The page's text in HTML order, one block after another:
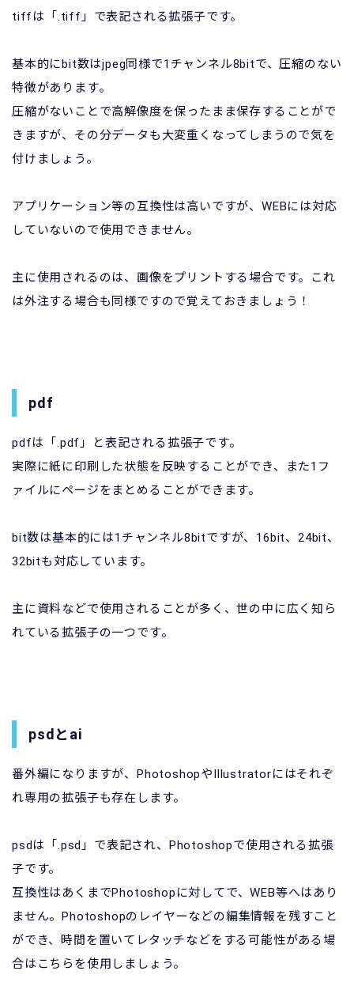
tiffは「.tiff」で表記される拡張子です。
基本的にbit数はjpeg同様で1チャンネル8bitで、圧縮のない
特徴があります。
圧縮がないことで高解像度を保ったまま保存することがで
きますが、その分データも大変重くなってしまうので気を
付けましょう。
アプリケーション等の互換性は高いですが、WEBには対応
していないので使用できません。
主に使用されるのは、画像をプリントする場合です。これ
は外注する場合も同様ですので覚えておきましょう！
pdf
pdfは「.pdf」と表記される拡張子です。
実際に紙に印刷した状態を反映することができ、また1フ
ァイルにページをまとめることができます。
bit数は基本的には1チャンネル8bitですが、16bit、24bit、
32bitも対応しています。
主に資料などで使用されることが多く、世の中に広く知ら
れている拡張子の一つです。
psdとai
番外編になりますが、PhotoshopやIllustratorにはそれぞ
れ専用の拡張子も存在します。
psdは「.psd」で表記され、Photoshopで使用される拡張
子です。
互換性はあくまでPhotoshopに対してで、WEB等へはあり
ません。Photoshopのレイヤーなどの編集情報を残すこと
ができ、時間を置いてレタッチなどをする可能性がある場
合はこちらを使用しましょう。